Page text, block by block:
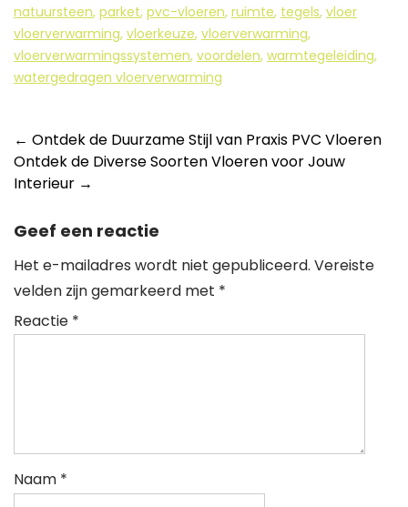
natuursteen, parket, pvc-vloeren, ruimte, tegels, vloer
vloerverwarming, vloerkeuze, vloerverwarming,
vloerverwarmingssystemen, voordelen, warmtegeleiding,
watergedragen vloerverwarming
Berichtnavigatie
← Ontdek de Duurzame Stijl van Praxis PVC Vloeren
Ontdek de Diverse Soorten Vloeren voor Jouw
Interieur →
Geef een reactie
Het e-mailadres wordt niet gepubliceerd. Vereiste
velden zijn gemarkeerd met *
Reactie *
Naam *